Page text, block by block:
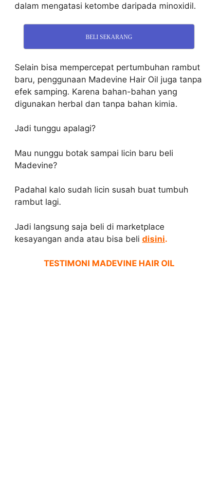
dalam mengatasi ketombe daripada minoxidil.
BELI SEKARANG
Selain bisa mempercepat pertumbuhan rambut
baru, penggunaan Madevine Hair Oil juga tanpa
efek samping. Karena bahan-bahan yang
digunakan herbal dan tanpa bahan kimia.
Jadi tunggu apalagi?
Mau nunggu botak sampai licin baru beli
Madevine?
Padahal kalo sudah licin susah buat tumbuh
rambut lagi.
Jadi langsung saja beli di marketplace
kesayangan anda atau bisa beli disini.
TESTIMONI MADEVINE HAIR OIL